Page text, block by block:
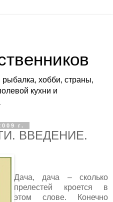
рыбалка, хобби, страны,
кухни и
г.
ВВЕДЕНИЕ.
Дача, дача – сколько
прелестей кроется в
этом слове. Конечно